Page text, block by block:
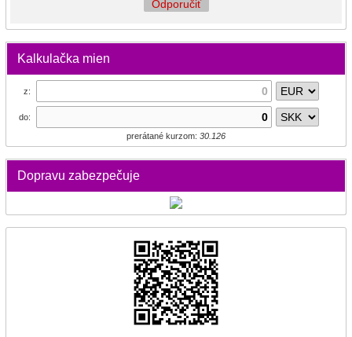
Odporučiť
Kalkulačka mien
z:
do:
prerátané kurzom: 30.126
Dopravu zabezpečuje